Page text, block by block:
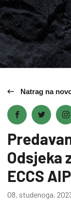
Natrag na
Odsjeka
ECCS
08. studenoga.